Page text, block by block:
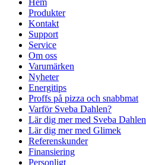
Produkter
Kontakt
Support
Service
Om oss
Varumärken
Nyheter
Energitips
Proffs på pizza och snabbmat
Varför Sveba Dahlen?
Lär dig mer med Sveba Dahlen
Lär dig mer med Glimek
Referenskunder
Finansiering
Personligt